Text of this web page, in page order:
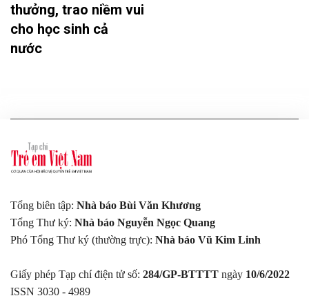
thưởng, trao niềm vui
cho học sinh cả
nước
Tổng biên tập: Nhà báo Bùi Văn Khương
Tổng Thư ký: Nhà báo Nguyễn Ngọc Quang
Phó Tổng Thư ký (thường trực): Nhà báo Vũ Kim Linh
Giấy phép Tạp chí điện tử số: 284/GP-BTTTT ngày 10/6/2022
ISSN 3030 - 4989